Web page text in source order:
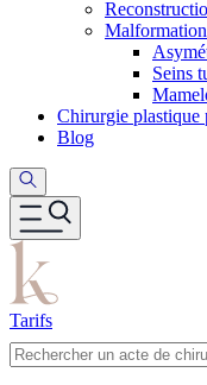
Seins
Chirurgie plastique
Blog
Tarifs